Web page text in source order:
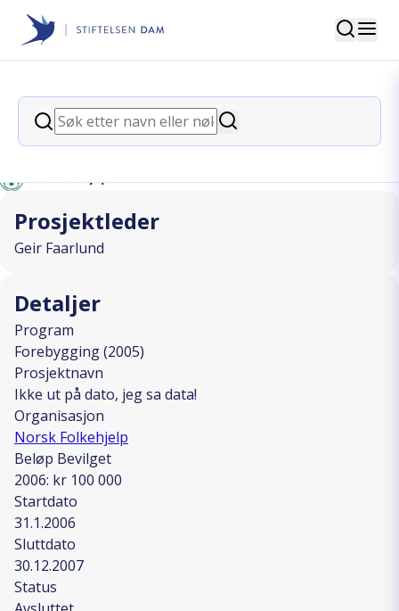
Stiftelsen Dam
Søk
Søk
Søk
back
Ikke ut på dato, jeg sa data!
Prosjektleder
Geir Faarlund
Detaljer
Program
Forebygging (2005)
Prosjektnavn
Ikke ut på dato, jeg sa data!
Organisasjon
Norsk Folkehjelp
Beløp Bevilget
2006: kr 100 000
Startdato
31.1.2006
Sluttdato
30.12.2007
Status